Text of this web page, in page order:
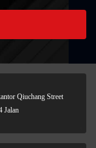
Qiuchang Street
Jalan